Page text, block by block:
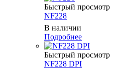
Быстрый просмотр
NF228
В наличии
Подробнее
Быстрый просмотр
NF228 DPI